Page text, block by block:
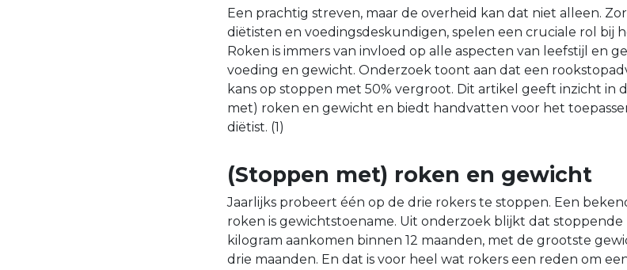
Een prachtig streven, maar de overheid kan dat niet alleen.
diëtisten en voedingsdeskundigen, spelen een cruciale rol bij
Roken is immers van invloed op alle aspecten van leefstijl en
voeding en gewicht. Onderzoek toont aan dat een
kans op stoppen met 50% vergroot. Dit artikel geeft inzicht in
met) roken en gewicht en biedt handvatten voor het
diëtist. (1)
(Stoppen met) roken en gewicht
Jaarlijks probeert één op de drie rokers te stoppen. Een
roken is gewichtstoename. Uit onderzoek blijkt dat
kilogram aankomen binnen 12 maanden, met de grootste
drie maanden. En dat is voor heel wat rokers een reden om